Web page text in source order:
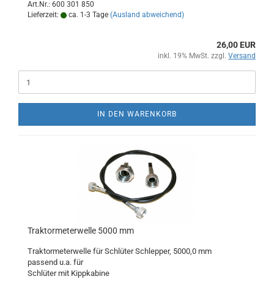
Art.Nr.: 600 301 850
Lieferzeit:
ca. 1-3 Tage (Ausland abweichend)
26,00 EUR
inkl. 19% MwSt. zzgl. Versand
IN DEN WARENKORB
Traktormeterwelle 5000 mm
Traktormeterwelle für Schlüter Schlepper, 5000,0 mm
passend u.a. für
Schlüter mit Kippkabine